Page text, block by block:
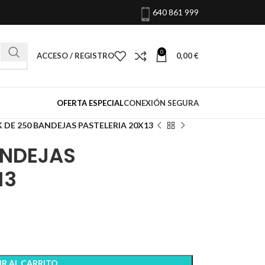
640 861 999
ACCESO / REGISTRO 0 0,00€
OFERTA ESPECIALCONEXIÓN SEGURA
DE 250 BANDEJAS PASTELERIA 20X13
AL CARRITO